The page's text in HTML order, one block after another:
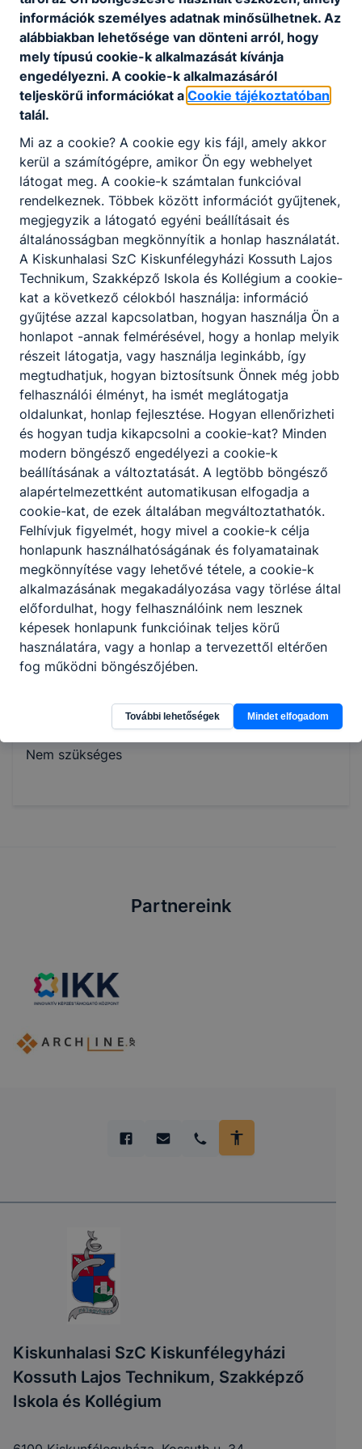
Programkövetelmény
PK letöltése (pdf)
erőt vagy a rendelkezésére álló támadáselhárító
eszközt alkalmazhat. Létesítmény területén belül,
azon kívül pénz és értékszállítást végez,
szállítmánykísérési feladat végrehajtásában vesz
részt. Megbízás alapján helyszínbiztosítást végez,
parkoló őrként teljesít szolgálatot. Rendkívüli
események időszakában, elrendelt
szükséghelyzetben közreműködik, felkérésre
közveszély elhárításában vesz részt,
robbanóanyagok, robbanószerkezetek bűnös célú
felhasználása elleni védelmi tevékenységet végez.
A szolgálatot a meghatározott módon és
formában átadja-átveszi, vezeti a szolgálati
okmányokat. Vonatkozó mértékben
együttműködik a kijelölt hatóságokkal, a megbízó
képviselőivel. Elsősegélyt nyújt, újraélesztést,
szükség esetén konfliktus és/vagy stresszkezelést
végez, amelynek eredményes végzéséhez
alkalmazza a megszerzett, a kialakult helyzetre
vonatkozó pszichológiai módszereket. Ajánlott
azon fiatalok számára, akik biztos megélhetésre
vágynak és olyan szakmában szeretnének
elhelyezkedni, amelyre állandó a kereslet.
ISKOLAI ELŐKÉPZETTSÉG
Alapfokú iskolai végzettség
SZAKMAI ELŐKÉPZETTSÉG
Nem szükséges
EGÉSZSÉGÜGYI ALKALMASSÁGI KÖVETELMÉNY
Nem szükséges
SZAKMAI GYAKORLAT
Nem szükséges
Partnereink
Kiskunhalasi SzC Kiskunfélegyházi
Kossuth Lajos Technikum, Szakképző
Iskola és Kollégium
információk személyes adatnak minősülhetnek. Az
alábbiakban lehetősége van dönteni arról, hogy
mely típusú cookie-k alkalmazását kívánja
engedélyezni. A cookie-k alkalmazásáról
teljeskörű információkat a Cookie tájékoztatóban
talál.
Mi az a cookie? A cookie egy kis fájl, amely akkor
kerül a számítógépre, amikor Ön egy webhelyet
látogat meg. A cookie-k számtalan funkcióval
rendelkeznek. Többek között információt gyűjtenek,
megjegyzik a látogató egyéni beállításait és
általánosságban megkönnyítik a honlap használatát.
A Kiskunhalasi SzC Kiskunfélegyházi Kossuth Lajos
Technikum, Szakképző Iskola és Kollégium a cookie-
kat a következő célokból használja: információ
gyűjtése azzal kapcsolatban, hogyan használja Ön a
honlapot -annak felmérésével, hogy a honlap melyik
részeit látogatja, vagy használja leginkább, így
megtudhatjuk, hogyan biztosítsunk Önnek még jobb
felhasználói élményt, ha ismét meglátogatja
oldalunkat, honlap fejlesztése. Hogyan ellenőrizheti
és hogyan tudja kikapcsolni a cookie-kat? Minden
modern böngésző engedélyezi a cookie-k
beállításának a változtatását. A legtöbb böngésző
alapértelmezettként automatikusan elfogadja a
cookie-kat, de ezek általában megváltoztathatók.
Felhívjuk figyelmét, hogy mivel a cookie-k célja
honlapunk használhatóságának és folyamatainak
megkönnyítése vagy lehetővé tétele, a cookie-k
alkalmazásának megakadályozása vagy törlése által
előfordulhat, hogy felhasználóink nem lesznek
képesek honlapunk funkcióinak teljes körű
használatára, vagy a honlap a tervezettől eltérően
fog működni böngészőjében.
További lehetőségek Mindet elfogadom